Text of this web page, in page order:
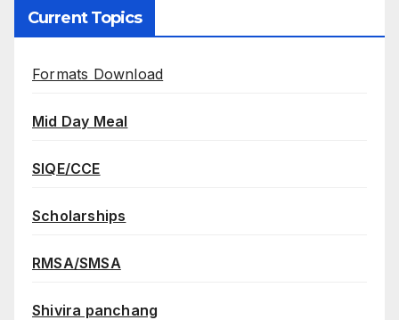
Current Topics
Formats Download
Mid Day Meal
SIQE/CCE
Scholarships
RMSA/SMSA
Shivira panchang